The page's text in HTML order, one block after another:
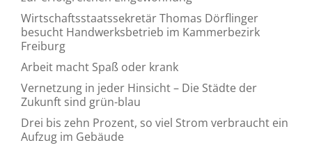
Wirtschaftsstaatssekretär Thomas Dörflinger
besucht Handwerksbetrieb im Kammerbezirk
Freiburg
Arbeit macht Spaß oder krank
Vernetzung in jeder Hinsicht – Die Städte der
Zukunft sind grün-blau
Drei bis zehn Prozent, so viel Strom verbraucht ein
Aufzug im Gebäude